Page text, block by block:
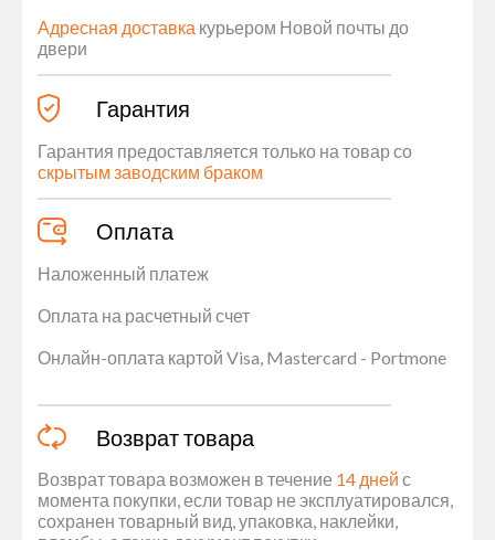
Адресная доставка курьером Новой почты до
двери
Гарантия
Гарантия предоставляется только на товар со
скрытым заводским браком
Оплата
Наложенный платеж
Оплата на расчетный счет
Онлайн-оплата картой Visa, Mastercard - Portmone
Возврат товара
Возврат товара возможен в течение 14 дней с
момента покупки, если товар не эксплуатировался,
сохранен товарный вид, упаковка, наклейки,